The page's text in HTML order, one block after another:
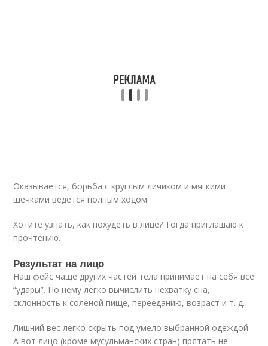
Оказывается, борьба с круглым личиком и мягкими
щечками ведется полным ходом.
Хотите узнать, как похудеть в лице? Тогда приглашаю к
прочтению.
Результат на лицо
Наш фейс чаще других частей тела принимает на себя все
“удары”. По нему легко вычислить нехватку сна,
склонность к соленой пище, перееданию, возраст и т. д.
Лишний вес легко скрыть под умело выбранной одеждой.
А вот лицо (кроме мусульманских стран) прятать не